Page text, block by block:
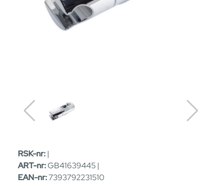
RSK-nr:|
ART-nr:GB41639445 |
EAN-nr:7393792231510